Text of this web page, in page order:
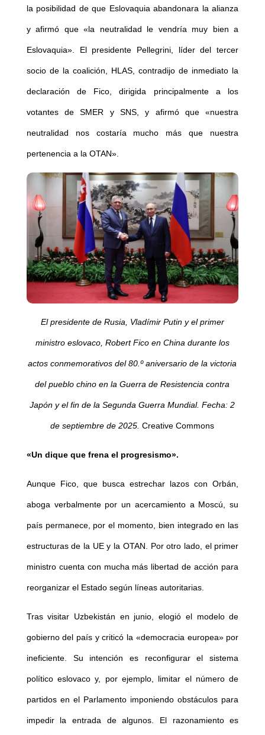
la posibilidad de que Eslovaquia abandonara la alianza
y afirmó que «la neutralidad le vendría muy bien a
Eslovaquia». El presidente Pellegrini, líder del tercer
socio de la coalición, HLAS, contradijo de inmediato la
declaración de Fico, dirigida principalmente a los
votantes de SMER y SNS, y afirmó que «nuestra
neutralidad nos costaría mucho más que nuestra
pertenencia a la OTAN».
El presidente de Rusia, Vladímir Putin y el primer
ministro eslovaco, Robert Fico en China durante los
actos conmemorativos del 80.º aniversario de la victoria
del pueblo chino en la Guerra de Resistencia contra
Japón y el fin de la Segunda Guerra Mundial. Fecha: 2
de septiembre de 2025.Creative Commons
«Un dique que frena el progresismo».
Aunque Fico, que busca estrechar lazos con Orbán,
aboga verbalmente por un acercamiento a Moscú, su
país permanece, por el momento, bien integrado en las
estructuras de la UE y la OTAN. Por otro lado, el primer
ministro cuenta con mucha más libertad de acción para
reorganizar el Estado según líneas autoritarias.
Tras visitar Uzbekistán en junio, elogió el modelo de
gobierno del país y criticó la «democracia europea» por
ineficiente. Su intención es reconfigurar el sistema
político eslovaco y, por ejemplo, limitar el número de
partidos en el Parlamento imponiendo obstáculos para
impedir la entrada de algunos. El razonamiento es